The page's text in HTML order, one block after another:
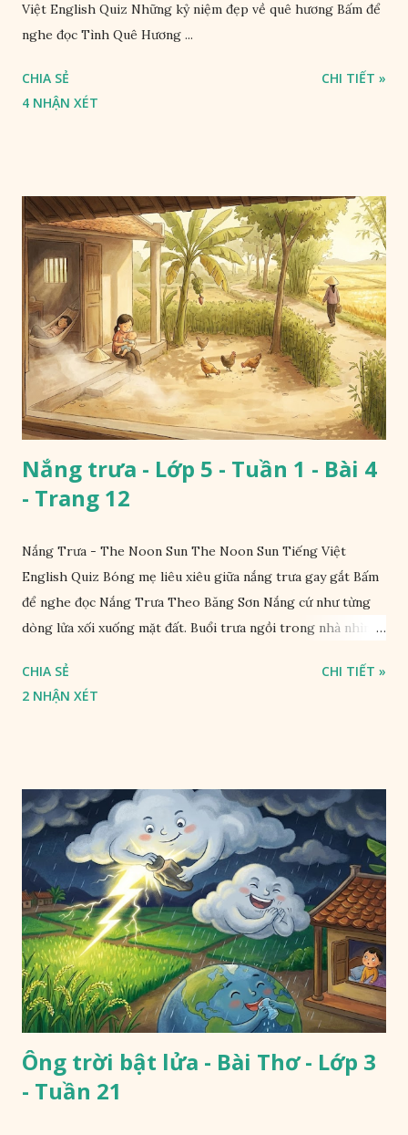
Việt English Quiz Những kỷ niệm đẹp về quê hương Bấm để
nghe đọc Tình Quê Hương ...
CHIA SẺ
4 NHẬN XÉT
CHI TIẾT »
Nắng trưa - Lớp 5 - Tuần 1 - Bài 4
- Trang 12
Nắng Trưa - The Noon Sun The Noon Sun Tiếng Việt
English Quiz Bóng mẹ liêu xiêu giữa nắng trưa gay gắt Bấm
để nghe đọc Nắng Trưa Theo Băng Sơn Nắng cứ như từng
dòng lửa xối xuống mặt đất. Buổi trưa ngồi trong nhà nhìn
CHIA SẺ
2 NHẬN XÉT
CHI TIẾT »
Ông trời bật lửa - Bài Thơ - Lớp 3
- Tuần 21